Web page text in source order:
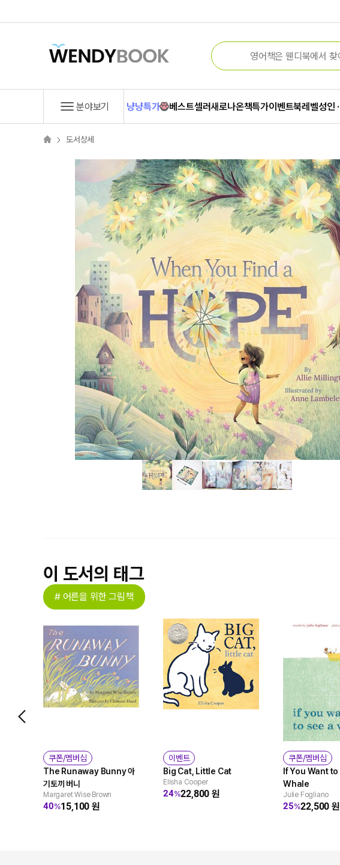
분야보기 냥냥특가 베스트셀러새로나온책특가이벤트북레벨성인
도서상세
이 도서의 태그
# 어른을 위한 그림책
쿠폰/멤버십
The Runaway Bunny 아
기토끼 버니
Margaret Wise Brown
40%15,100원
이벤트
Big Cat, Little Cat
Elisha Cooper
24%22,800원
쿠폰/멤버십
If You Want
Whale
Julie Fogliano
25%22,500원